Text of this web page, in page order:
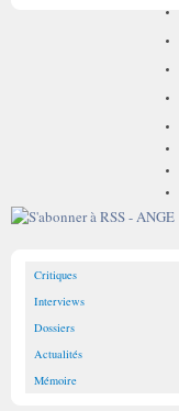
Critiques
Interviews
Dossiers
Actualités
Mémoire